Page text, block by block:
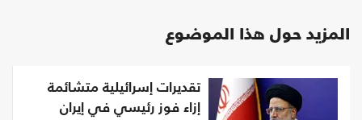
المزيد حول هذا الموضوع
تقديرات إسرائيلية متشائمة
إزاء فوز رئيسي في إيران